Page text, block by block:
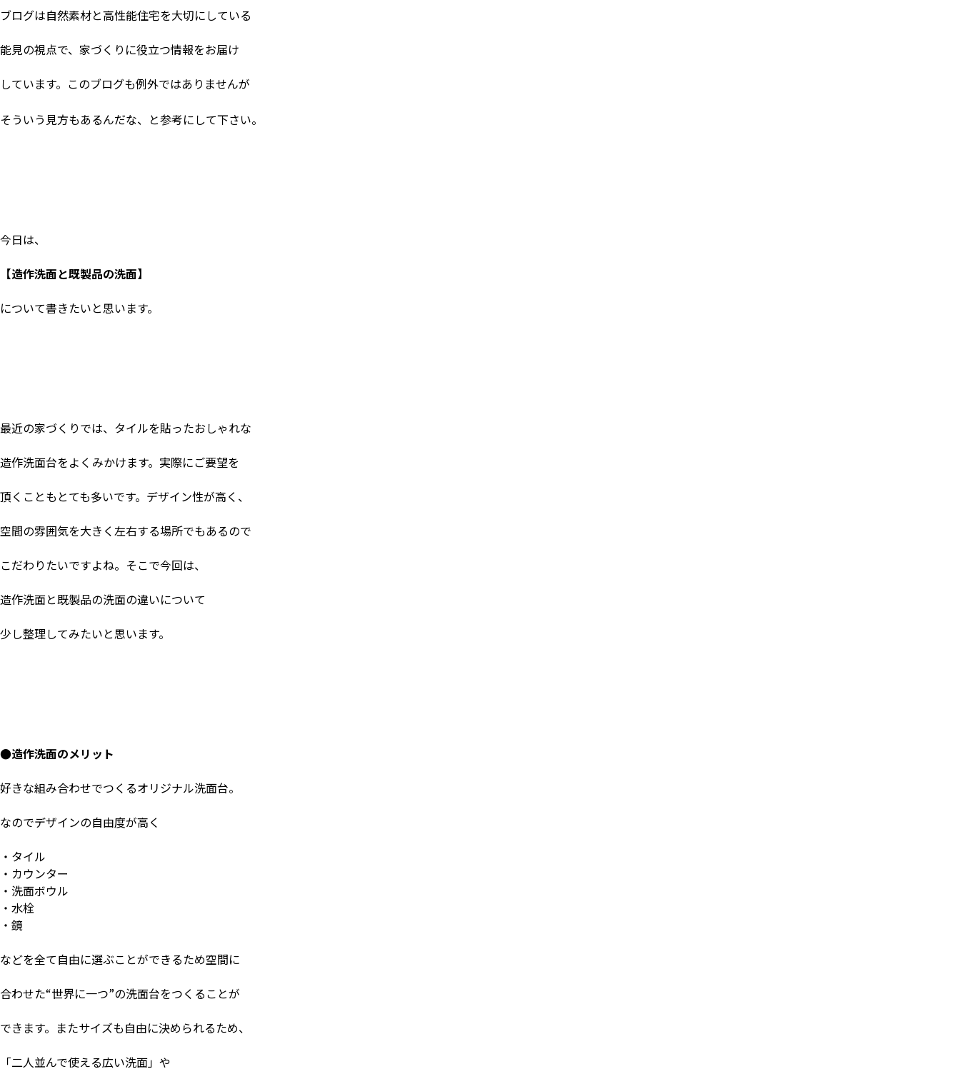
ブログは自然素材と高性能住宅を大切にしている
能見の視点で、家づくりに役立つ情報をお届け
しています。このブログも例外ではありませんが
そういう見方もあるんだな、と参考にして下さい。
今日は、
【造作洗面と既製品の洗面】
について書きたいと思います。
最近の家づくりでは、タイルを貼ったおしゃれな
造作洗面台をよくみかけます。実際にご要望を
頂くこともとても多いです。デザイン性が高く、
空間の雰囲気を大きく左右する場所でもあるので
こだわりたいですよね。そこで今回は、
造作洗面と既製品の洗面の違いについて
少し整理してみたいと思います。
●造作洗面のメリット
好きな組み合わせでつくるオリジナル洗面台。
なのでデザインの自由度が高く
・タイル
・カウンター
・洗面ボウル
・水栓
・鏡
などを全て自由に選ぶことができるため空間に
合わせた“世界に一つ”の洗面台をつくることが
できます。またサイズも自由に決められるため、
「二人並んで使える広い洗面」や